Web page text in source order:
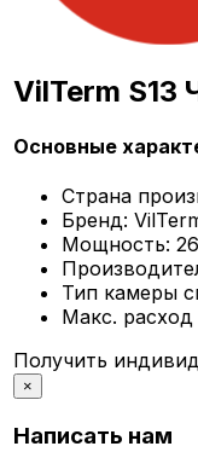
VilTerm S13
Основные
Страна
Бренд:
Мощность:
Тип камеры
Макс. расход
Получить
×
Написать нам